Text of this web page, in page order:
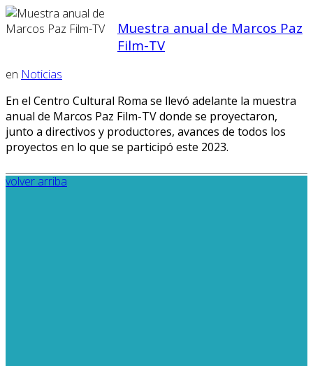
Muestra anual de Marcos Paz
Film-TV
en Noticias
En el Centro Cultural Roma se llevó adelante la muestra
anual de Marcos Paz Film-TV donde se proyectaron,
junto a directivos y productores, avances de todos los
proyectos en lo que se participó este 2023.
volver arriba